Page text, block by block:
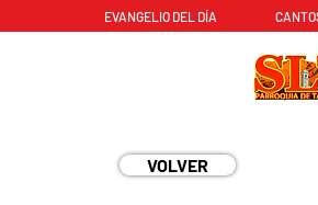
EVANGELIO DEL DÍA
VOLVER